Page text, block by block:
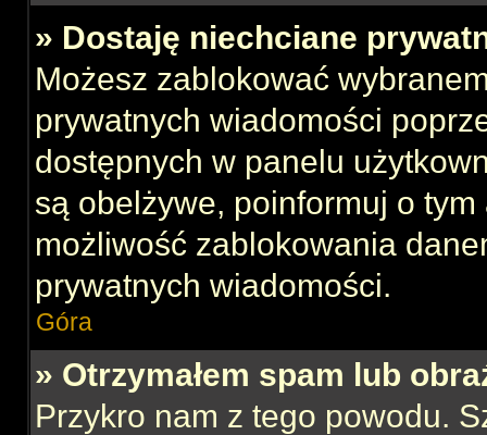
» Dostaję niechciane
Możesz zablokować
prywatnych wiadomości
dostępnych w panelu
są obelżywe, poinformuj o
możliwość zablokowania
prywatnych wiadomości.
Góra
» Otrzymałem spam lub
Przykro nam z tego powodu.